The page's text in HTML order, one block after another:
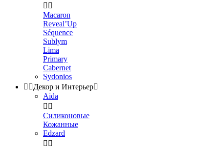
 
Macaron
Reveal’Up
Séquence
Sublym
Lima
Primary
Cabernet
Sydonios
 Декор и Интерьер
Aida
 
Силиконовые
Кожанные
Edzard
 